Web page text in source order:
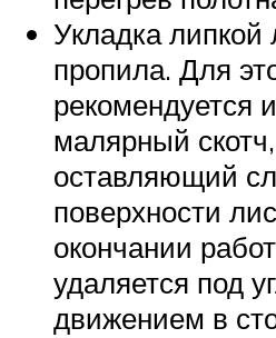
Укладка
пропила. Для
рекомендуется
малярный
оставляющий
поверхности
окончании
удаляется под
движением в